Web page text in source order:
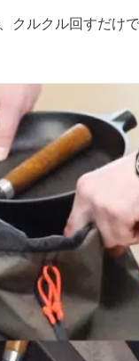
クルクル回すだけ